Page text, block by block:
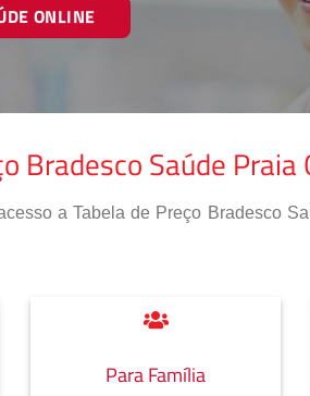
ONLINE
Bradesco Saúde Praia
a Tabela de Preço Bradesco
Para Família